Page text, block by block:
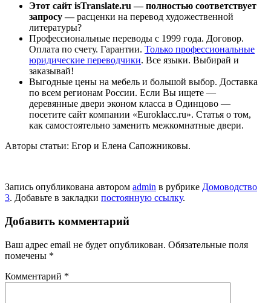
Этот сайт isTranslate.ru — полностью соответствует
запросу —расценки на перевод художественной
литературы?
Профессиональные переводы с 1999 года. Договор.
Оплата по счету. Гарантии. Только профессиональные
юридические переводчики. Все языки. Выбирай и
заказывай!
Выгодные цены на мебель и большой выбор. Доставка
по всем регионам России. Если Вы ищете —
деревянные двери эконом класса в Одинцово —
посетите сайт компании «Euroklacc.ru». Статья о том,
как самостоятельно заменить межкомнатные двери.
Авторы статьи: Егор и Елена Сапожниковы.
Запись опубликована автором admin в рубрике Домоводство
3. Добавьте в закладки постоянную ссылку.
Добавить комментарий
Ваш адрес email не будет опубликован. Обязательные поля
помечены *
Комментарий *